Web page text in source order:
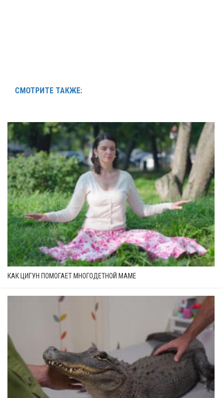
СМОТРИТЕ ТАКЖЕ:
КАК ЦИГУН ПОМОГАЕТ МНОГОДЕТНОЙ МАМЕ